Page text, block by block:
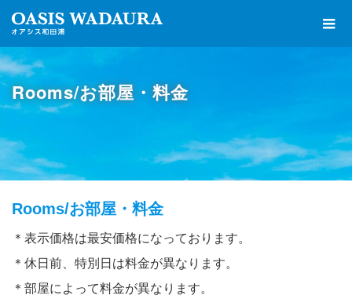
Rooms/お部屋・料金
Rooms/お部屋・料金
＊表示価格は最安価格になっております。
＊休日前、特別日は料金が異なります。
＊部屋によって料金が異なります。